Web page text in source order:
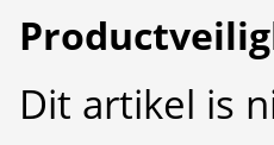
Dit artikel is